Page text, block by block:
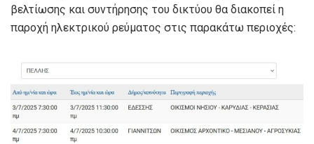
βελτίωσης και συντήρησης του δικτύου θα διακοπεί η
παροχή ηλεκτρικού ρεύματος στις παρακάτω περιοχές: